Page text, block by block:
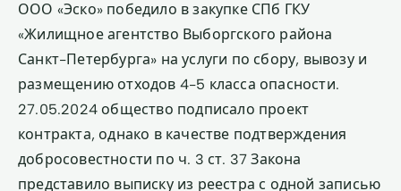
ООО «Эско» победило в закупке СПб ГКУ
«Жилищное агентство Выборгского района
Санкт-Петербурга» на услуги по сбору, вывозу и
размещению отходов 4-5 класса опасности.
27.05.2024 общество подписало проект
контракта, однако в качестве подтверждения
добросовестности по ч. 3 ст. 37 Закона
представило выписку из реестра с одной записью